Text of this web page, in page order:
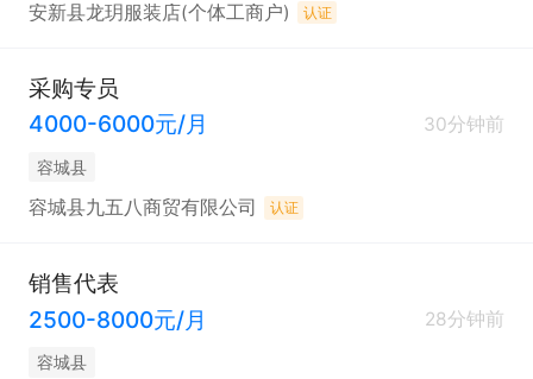
安新县龙玥服装店(个体工商户) 认证
采购专员
4000-6000元/月
30分钟前
容城县
容城县九五八商贸有限公司 认证
销售代表
2500-8000元/月
28分钟前
容城县